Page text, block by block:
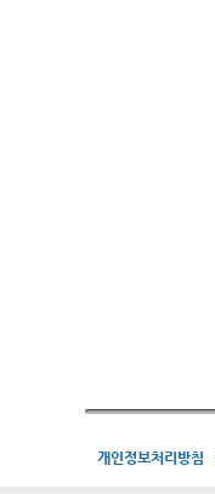
개인정보처리방침